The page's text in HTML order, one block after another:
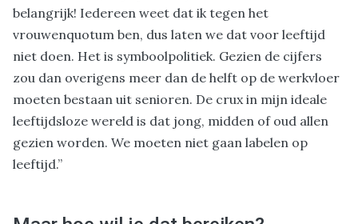
belangrijk! Iedereen weet dat ik tegen het
vrouwenquotum ben, dus laten we dat voor leeftijd
niet doen. Het is symboolpolitiek. Gezien de cijfers
zou dan overigens meer dan de helft op de werkvloer
moeten bestaan uit senioren. De crux in mijn ideale
leeftijdsloze wereld is dat jong, midden of oud allen
gezien worden. We moeten niet gaan labelen op
leeftijd.”